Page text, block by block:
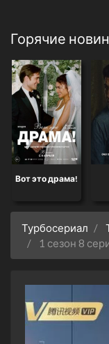
Горячие
Вот это драма!
Турбосериал
1 сезон 8